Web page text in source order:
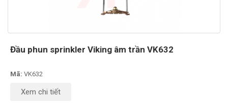
Đầu phun sprinkler Viking âm trần VK632
Mã: VK632
Xem chi tiết